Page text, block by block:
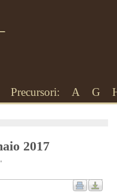
Precursori: A G
2017